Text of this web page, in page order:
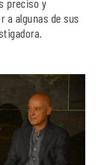
preciso y
a algunas de sus